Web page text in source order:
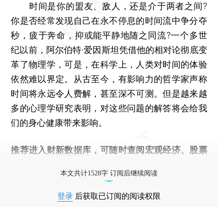
时间是你的盟友、敌人，还是介于两者之间?
你是否经常发现自己在永不停息的时间流中争分夺
秒，疲于奔命，抑或能平静地随之同流?一个多世
纪以前，阿尔伯特·爱因斯坦凭借他的相对论彻底变
革了物理学，可是，在科学上，人类对时间的体验
依然难以界定。从古至今，有影响力的哲学家声称
时间将永远令人费解，甚至深不可测。但是越来越
多的心理学研究表明，对这些问题的解答将会给我
们的身心健康带来影响。
推荐进入 财新数据库 ，可随时查阅宏观经济、股票
本文共计1528字 订阅后继续阅读
登录 后获取已订阅的阅读权限